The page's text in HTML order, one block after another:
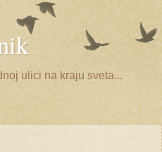
ulici na kraju sveta...